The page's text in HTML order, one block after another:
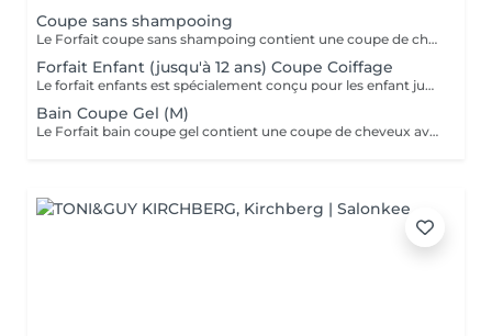
Coupe sans shampooing
Le Forfait coupe sans shampoing contient une coupe de cheveux sans shampoing pour les étudiants. En cas de questions veuillez appeler au +352 26 35 02 89.
Forfait Enfant (jusqu'à 12 ans) Coupe Coiffage
Le forfait enfants est spécialement conçu pour les enfant jusqu'à l'âge de 6 ans - coupe + coiffage
Bain Coupe Gel (M)
Le Forfait bain coupe gel contient une coupe de cheveux avec shampoing et l'application d'un produit de finition (Gel, Cire, Laque, etc.) pour les étudiants. En cas de questions veuillez appeler au +352 26 35 02 89.